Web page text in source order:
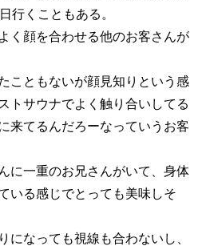
行くこともある。
く顔を合わせる他のお客さんが
こともないが顔見知りという感
トサウナでよく触り合いしてる
来てるんだろーなっていうお客
に一重のお兄さんがいて、身体
いる感じでとっても美味しそ
になっても視線も合わないし、